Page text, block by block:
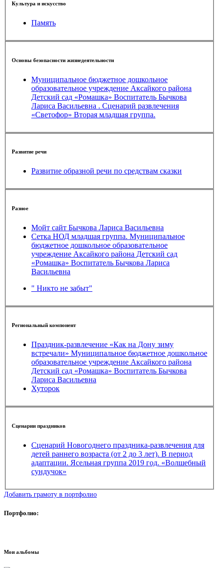
Культура и искусство
Память
Основы безопасности жизнедеятельности
Муниципальное бюджетное дошкольное
образовательное учреждение Аксайкого района
Детский сад «Ромашка» Воспитатель Бычкова
Лариса Васильевна . Сценарий развлечения
«Светофор» Вторая младшая группа.
Развитие речи
Развитие образной речи по средствам сказки
Разное
Мойт сайт Бычкова Лариса Васильевна
Сетка НОД младшая группа. Муниципальное
бюджетное дошкольное образовательное
учреждение Аксайкого района Детский сад
«Ромашка» Воспитатель Бычкова Лариса
Васильевна
" Никто не забыт"
Региональный компонент
Праздник-развлечение «Как на Дону зиму
встречали» Муниципальное бюджетное дошкольное
образовательное учреждение Аксайкого района
Детский сад «Ромашка» Воспитатель Бычкова
Лариса Васильевна
Хуторок
Сценарии праздников
Сценарий Новогоднего праздника-развлечения для
детей раннего возраста (от 2 до 3 лет). В период
адаптации. Ясельная группа 2019 год. «Волшебный
сундучок»
Добавить грамоту в портфолио
Портфолио:
Мои альбомы